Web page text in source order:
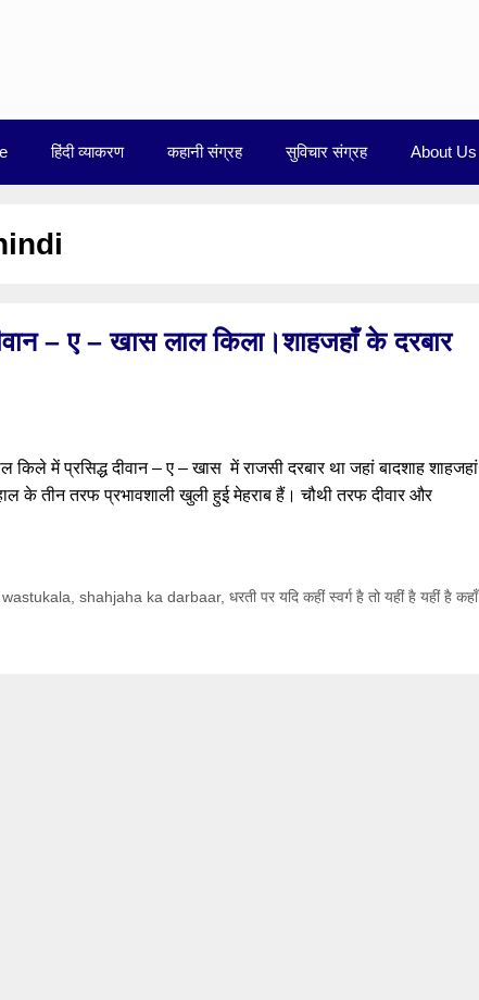
हिंदी व्याकरण कहानी संग्रह सुविचार संग्रह About Us
– ए – खास लाल किला।शाहजहाँ के दरबार
में प्रसिद्ध दीवान – ए – खास में राजसी दरबार था जहां बादशाह शाहजहां
के तीन तरफ प्रभावशाली खुली हुई मेहराब हैं। चौथी तरफ दीवार और
shahjaha ka darbaar, धरती पर यदि कहीं स्वर्ग है तो यहीं है यहीं है कहाँ